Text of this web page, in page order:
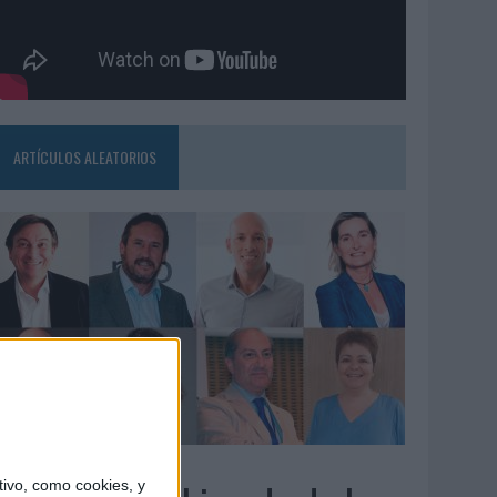
como cookies, y
ARTÍCULOS ALEATORIOS